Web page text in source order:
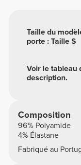
Voir le tableau
description.
Taille du
porte : Taille S
Composition
96% Polyamide
4% Élastane
Fabriqué au